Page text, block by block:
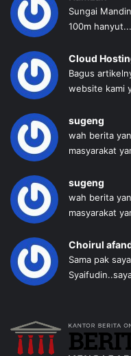
Sungai
100m hanyut...
Cloud
Bagus
website kami
sugeng
wah berita
masyarakat
sugeng
wah berita
masyarakat
Choirul
Sama pak